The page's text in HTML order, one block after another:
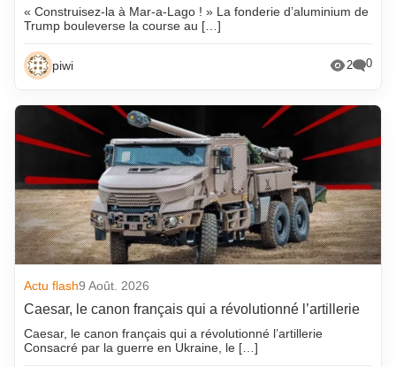
« Construisez-la à Mar-a-Lago ! » La fonderie d’aluminium de
Trump bouleverse la course au […]
piwi 2 0
Actu flash9 Août. 2026
Caesar, le canon français qui a révolutionné l’artillerie
Caesar, le canon français qui a révolutionné l’artillerie
Consacré par la guerre en Ukraine, le […]